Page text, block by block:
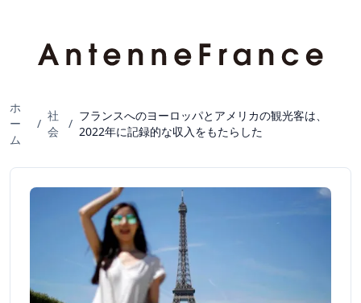
ホ
ー
ム
/
社
会
/
フランスへのヨーロッパとアメリカの観光客は、
2022年に記録的な収入をもたらした